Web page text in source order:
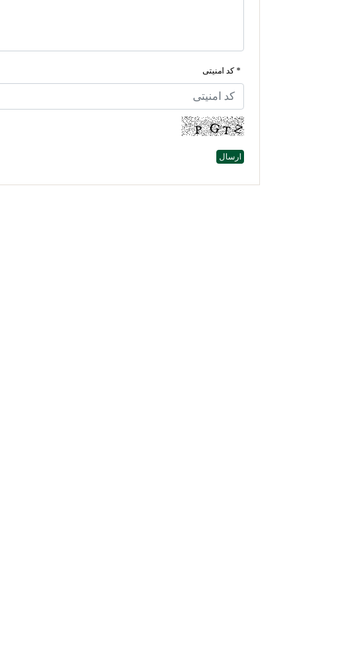
* کد امنیتی